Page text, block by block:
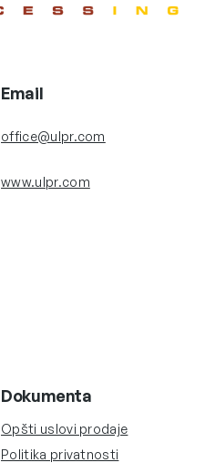
Email
office@ulpr.com
www.ulpr.com
Dokumenta
Opšti uslovi prodaje
Politika privatnosti